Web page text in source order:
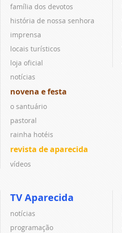
família dos devotos
história de nossa senhora
imprensa
locais turísticos
loja oficial
notícias
novena e festa
o santuário
pastoral
rainha hotéis
revista de aparecida
vídeos
TV Aparecida
notícias
programação